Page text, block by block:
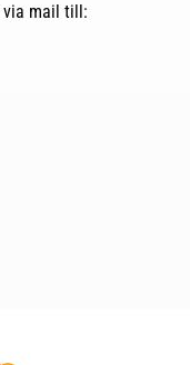
via mail till: